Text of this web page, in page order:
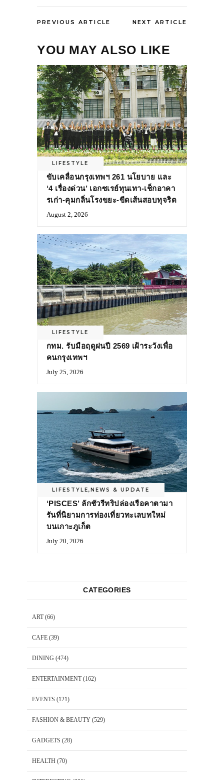
PREVIOUS ARTICLE NEXT ARTICLE
YOU MAY ALSO LIKE
LIFESTYLE
ขับเคลื่อนกรุงเทพฯ 261 นโยบาย และ
‘4 เรื่องด่วน’ เอกซเรย์ทุนเทา-เช็กอาคา
รเก่า-คุมกลิ่นโรงขยะ-ขีดเส้นสอบทุจริต
August 2, 2026
LIFESTYLE
กทม. รับมือฤดูฝนปี 2569 เฝ้าระวังเพื่อ
คนกรุงเทพฯ
July 25, 2026
LIFESTYLE,NEWS & UPDATE
‘PISCES’ ลักชัวรีทริปล่องเรือคาตามา
รันที่นิยามการท่องเที่ยวทะเลบทใหม่
บนเกาะภูเก็ต
July 20, 2026
CATEGORIES
ART(66)
CAFE (39)
DINING (474)
ENTERTAINMENT(162)
EVENTS (121)
FASHION & BEAUTY (529)
GADGETS (28)
HEALTH (70)